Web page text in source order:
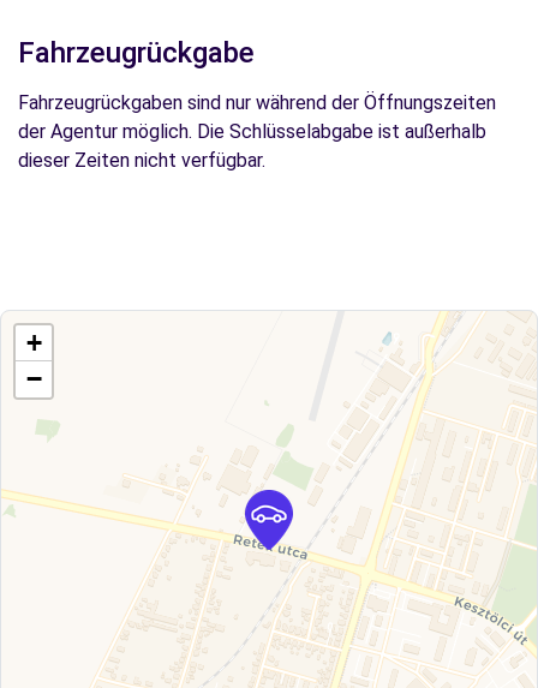
Fahrzeugrückgabe
Fahrzeugrückgaben sind nur während der Öffnungszeiten
der Agentur möglich. Die Schlüsselabgabe ist außerhalb
dieser Zeiten nicht verfügbar.
+
−